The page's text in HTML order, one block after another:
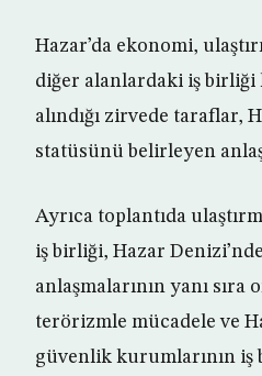
Hazar’da ekonomi,
diğer alanlardaki iş birliği
alındığı zirvede taraflar,
statüsünü belirleyen
Ayrıca toplantıda
iş birliği, Hazar
anlaşmalarının yanı sıra
terörizmle mücadele ve
güvenlik kurumlarının